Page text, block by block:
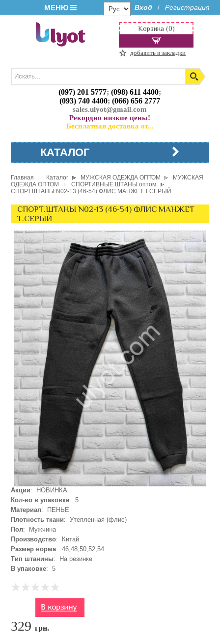
МЕНЮ Вход / Регистрация
(097) 201 5777;(098) 611 4400;
(093) 740 4400;(066) 656 2777
sales.ulyot@gmail.com
Рекордно низкие цены!
Бесплатная доставка от...
Корзина (0)
добавить в закладки
КАТАЛОГ
Главная Каталог МУЖСКАЯ ОДЕЖДА ОПТОМ
МУЖСКАЯ
ОДЕЖДА ОПТОМ
СПОРТИВНЫЕ ШТАНЫ оптом
СПОРТ.ШТАНЫ N02-13 (46-54) ФЛИС МАНЖЕТ Т.СЕРЫЙ
СПОРТ.ШТАНЫ N02-13 (46-54) ФЛИС МАНЖЕТ
Т.СЕРЫЙ
Акции: НОВИНКА
Кол-во в упаковке: 5
Материал: ПЕНЬЕ
Плотность ткани: Утепленная (флис)
Пол: Мужчина
Производство: Китай
Размер норма: 46,48,50,52,54
Тип штанины: На резинке
В упаковке: 5
329грн.